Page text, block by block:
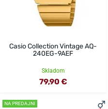
Casio Collection Vintage AQ-
240EG-9AEF
Skladom
79,90 €
NA PREDAJNI